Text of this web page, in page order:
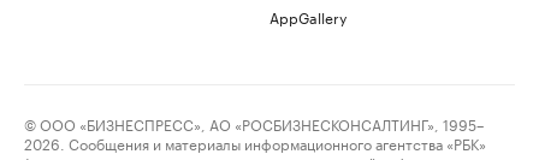
AppGallery
© ООО «БИЗНЕСПРЕСС», АО «РОСБИЗНЕСКОНСАЛТИНГ», 1995–
2026. Сообщения и материалы информационного агентства «РБК»